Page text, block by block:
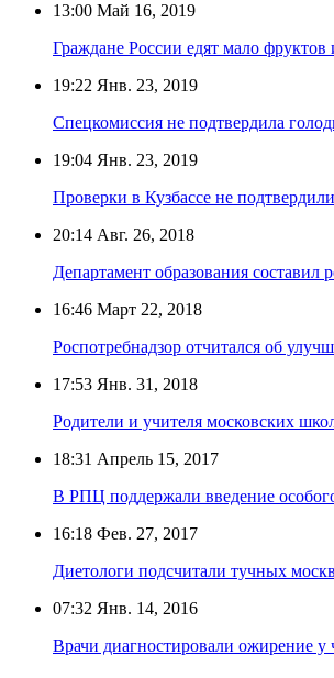
13:00 Май 16, 2019
Граждане России едят мало
19:22 Янв. 23, 2019
Спецкомиссия не подтвердила
19:04 Янв. 23, 2019
Проверки в Кузбассе не
20:14 Авг. 26, 2018
Департамент образования
16:46 Март 22, 2018
Роспотребнадзор отчитался об
17:53 Янв. 31, 2018
Родители и учителя московских
18:31 Апрель 15, 2017
В РПЦ поддержали введение
16:18 Фев. 27, 2017
Диетологи подсчитали тучных
07:32 Янв. 14, 2016
Врачи диагностировали ожирение у